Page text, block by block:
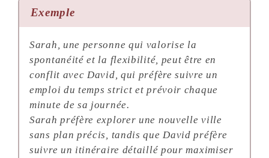
Exemple
Sarah, une personne qui valorise la
spontanéité et la flexibilité, peut être en
conflit avec David, qui préfère suivre un
emploi du temps strict et prévoir chaque
minute de sa journée.
Sarah préfère explorer une nouvelle ville
sans plan précis, tandis que David préfère
suivre un itinéraire détaillé pour maximiser